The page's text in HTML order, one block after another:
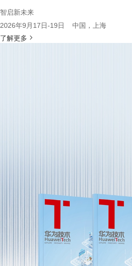
智启新未来
2026年9月17日-19日 中国，上海
了解更多